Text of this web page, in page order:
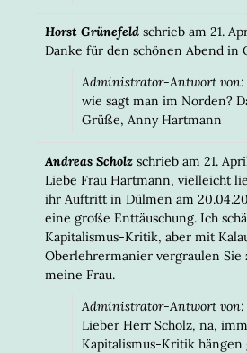
Horst Grünefeld schrieb am 21.
Danke für den schönen Abend in
Administrator-Antwort
wie sagt man im Norden?
Grüße, Anny Hartmann
Andreas Scholz schrieb am 21.
Liebe Frau Hartmann, vielleicht
ihr Auftritt in Dülmen am
eine große Enttäuschung. Ich
Kapitalismus-Kritik, aber mit
Oberlehrermanier vergraulen Sie
meine Frau.
Administrator-Antwort
Lieber Herr Scholz, na,
Kapitalismus-Kritik